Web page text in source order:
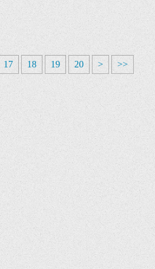
17 18 19 20 > >>